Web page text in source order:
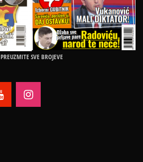
PREUZMITE SVE BROJEVE